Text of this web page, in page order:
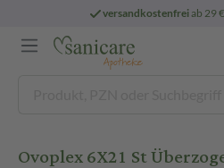
versandkostenfreiab 29
Ovoplex 6X21 St